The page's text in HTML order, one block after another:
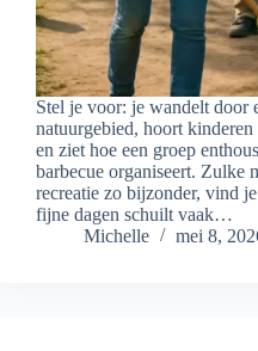
Stel je voor: je wandelt door
natuurgebied, hoort
en ziet hoe een groep
barbecue organiseert. Zulke
recreatie zo bijzonder, vind
fijne dagen schuilt vaak…
Michelle
mei 8,